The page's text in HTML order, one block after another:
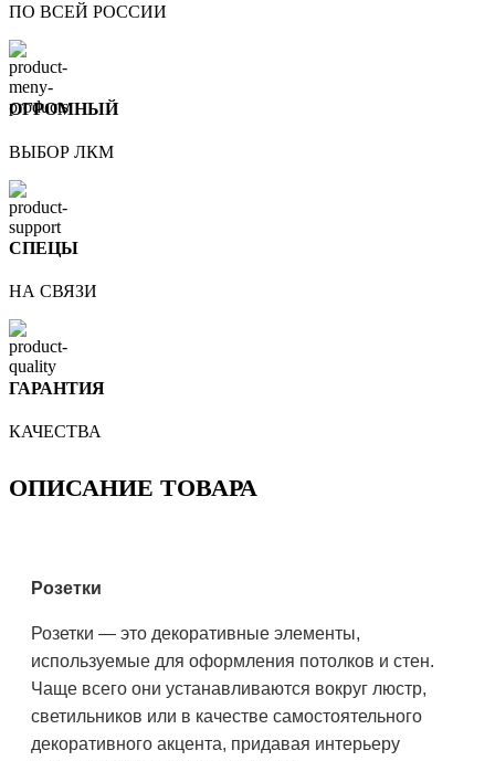
ПО ВСЕЙ РОССИИ
ОГРОМНЫЙ
ВЫБОР ЛКМ
СПЕЦЫ
НА СВЯЗИ
ГАРАНТИЯ
КАЧЕСТВА
ОПИСАНИЕ ТОВАРА
Розетки
Розетки — это декоративные элементы,
используемые для оформления потолков и стен.
Чаще всего они устанавливаются вокруг люстр,
светильников или в качестве самостоятельного
декоративного акцента, придавая интерьеру